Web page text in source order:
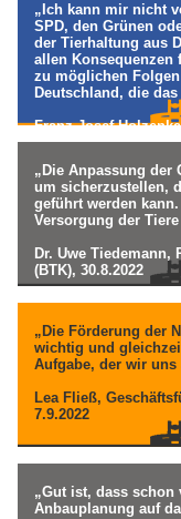
„Ich kann mir nicht
SPD, den Grünen
der Tierhaltung aus
allen Konsequenzen
zu möglichen
Deutschland, die
Franz-Josef
Raiffeisenverbandes,
„Die Anpassung der
um sicherzustellen,
geführt werden
Versorgung der
Dr. Uwe Tiedemann,
(BTK), 30.8.2022
„Die Förderung der
wichtig und
Aufgabe, der wir
Lea Fließ,
7.9.2022
„Gut ist, dass
Anbauplanung auf